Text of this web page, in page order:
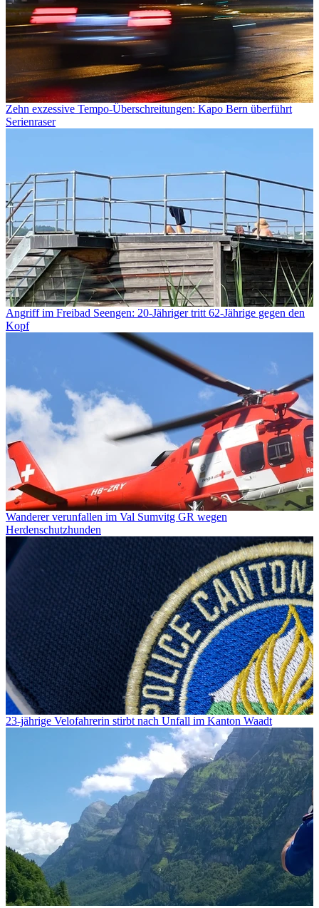
Zehn exzessive Tempo-Überschreitungen: Kapo Bern überführt
Serienraser
Angriff im Freibad Seengen: 20-Jähriger tritt 62-Jährige gegen den
Kopf
Wanderer verunfallen im Val Sumvitg GR wegen
Herdenschutzhunden
23-jährige Velofahrerin stirbt nach Unfall im Kanton Waadt